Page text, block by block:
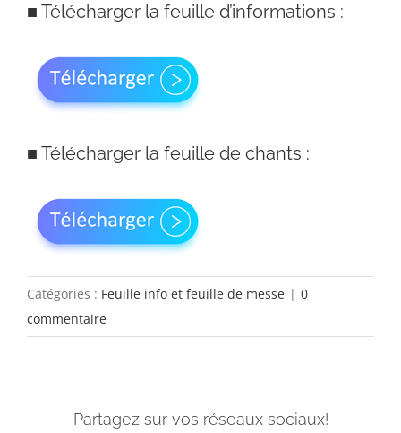
■ Télécharger la feuille d’informations :
■ Télécharger la feuille de chants :
Catégories : Feuille info et feuille de messe | 0
commentaire
Partagez sur vos réseaux sociaux!